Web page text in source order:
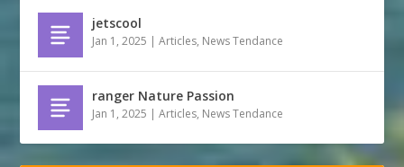
jetscool
Jan 1, 2025 |Articles, News Tendance
ranger Nature Passion
Jan 1, 2025 |Articles, News Tendance